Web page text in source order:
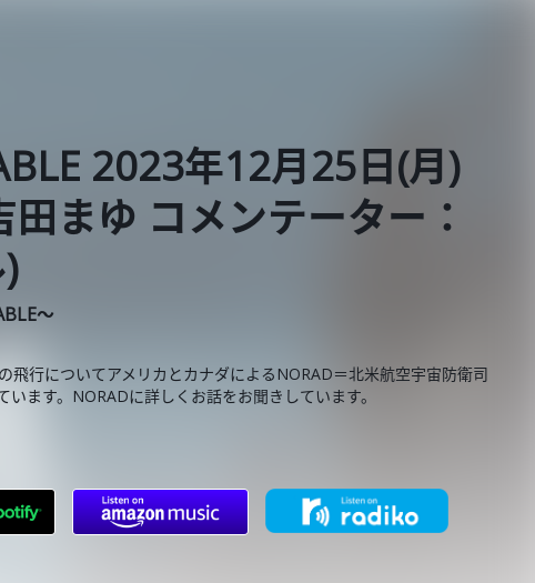
2023年12月25日(月)
まゆ コメンテーター：
～
飛行についてアメリカとカナダによるNORAD＝北米航空宇宙防衛司
ます。NORADに詳しくお話をお聞きしています。